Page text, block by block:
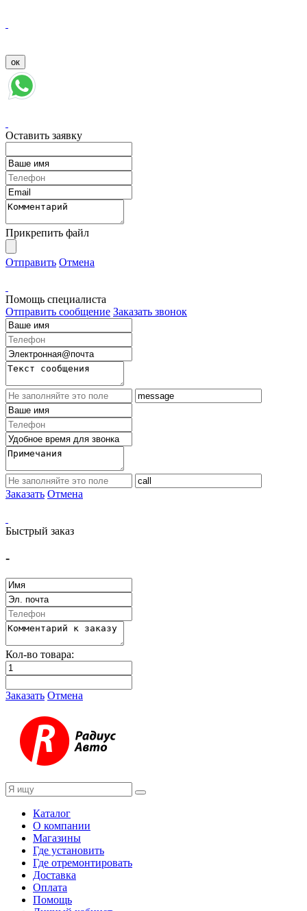
Оставить заявку
Прикрепить файл
Отправить Отмена
Помощь специалиста
Отправить сообщение Заказать звонок
Заказать Отмена
Быстрый заказ
-
Кол-во товара:
Заказать Отмена
Каталог
О компании
Магазины
Где установить
Где отремонтировать
Доставка
Оплата
Помощь